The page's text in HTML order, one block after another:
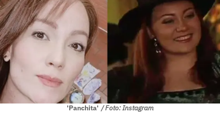
'Panchita' / Foto: Instagram